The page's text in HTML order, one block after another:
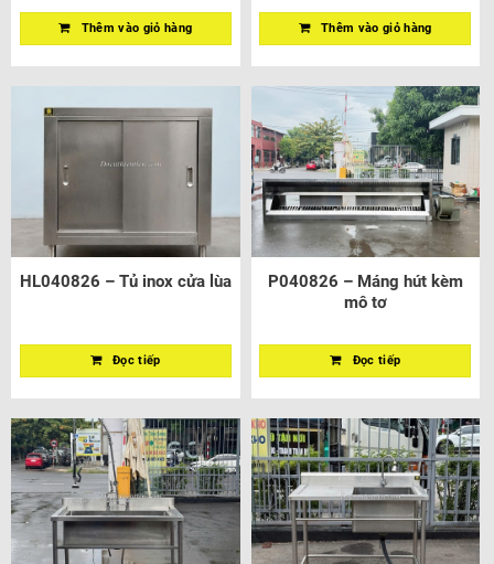
Thêm vào giỏ hàng Thêm vào giỏ hàng
HL040826 – Tủ inox cửa lùa
Đọc tiếp
P040826 – Máng hút kèm
mô tơ
Đọc tiếp